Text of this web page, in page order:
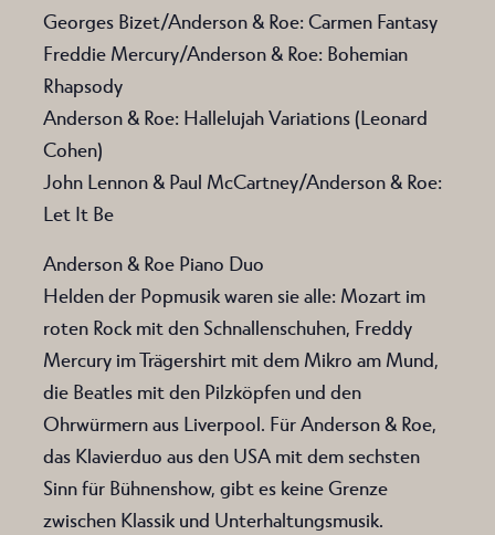
Georges Bizet/Anderson & Roe: Carmen Fantasy
Freddie Mercury/Anderson & Roe: Bohemian
Rhapsody
Anderson & Roe: Hallelujah Variations (Leonard
Cohen)
John Lennon & Paul McCartney/Anderson & Roe:
Let It Be
Anderson & Roe Piano Duo
Helden der Popmusik waren sie alle: Mozart im
roten Rock mit den Schnallenschuhen, Freddy
Mercury im Trägershirt mit dem Mikro am Mund,
die Beatles mit den Pilzköpfen und den
Ohrwürmern aus Liverpool. Für Anderson & Roe,
das Klavierduo aus den USA mit dem sechsten
Sinn für Bühnenshow, gibt es keine Grenze
zwischen Klassik und Unterhaltungsmusik.